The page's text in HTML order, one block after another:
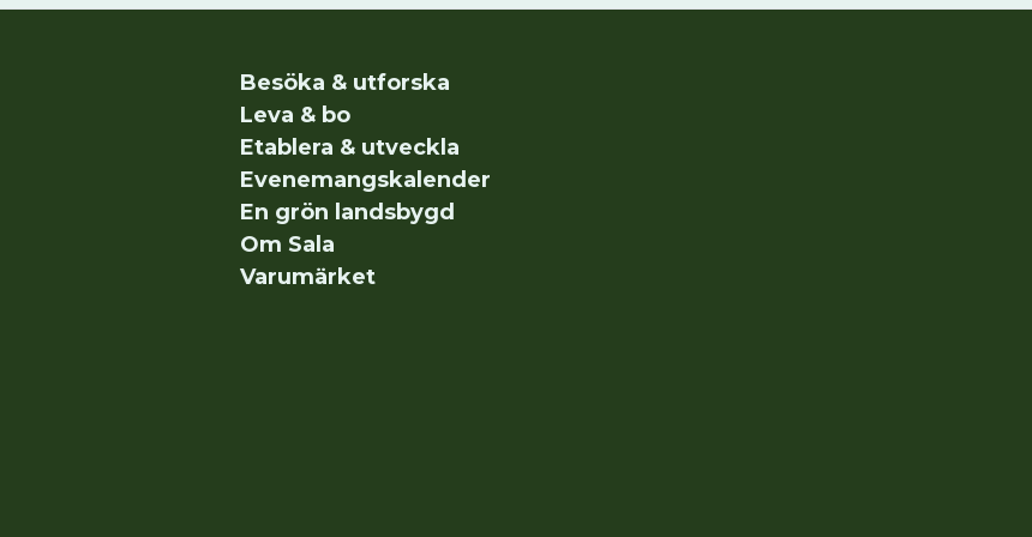
Besöka & utforska
Leva & bo
Etablera & utveckla
Evenemangskalender
En grön landsbygd
Om Sala
Varumärket